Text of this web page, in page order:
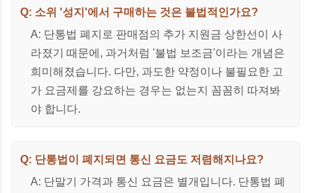
Q: 소위 '성지'에서 구매하는 것은 불법적인가요?
A: 단통법 폐지로 판매점의 추가 지원금 상한선이 사
라졌기 때문에, 과거처럼 '불법 보조금'이라는 개념은
희미해졌습니다. 다만, 과도한 약정이나 불필요한 고
가 요금제를 강요하는 경우는 없는지 꼼꼼히 따져봐
야 합니다.
Q: 단통법이 폐지되면 통신 요금도 저렴해지나요?
A: 단말기 가격과 통신 요금은 별개입니다. 단통법 폐